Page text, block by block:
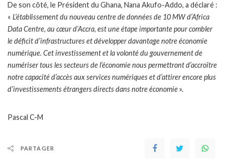
De son côté, le Président du Ghana, Nana Akufo-Addo, a déclaré :
« L’établissement du nouveau centre de données de 10 MW d’Africa
Data Centre, au cœur d’Accra, est une étape importante pour combler
le déficit d’infrastructures et développer davantage notre économie
numérique. Cet investissement et la volonté du gouvernement de
numériser tous les secteurs de l’économie nous permettront d’accroître
notre capacité d’accès aux services numériques et d’attirer encore plus
d’investissements étrangers directs dans notre économie».
Pascal C-M
PARTAGER